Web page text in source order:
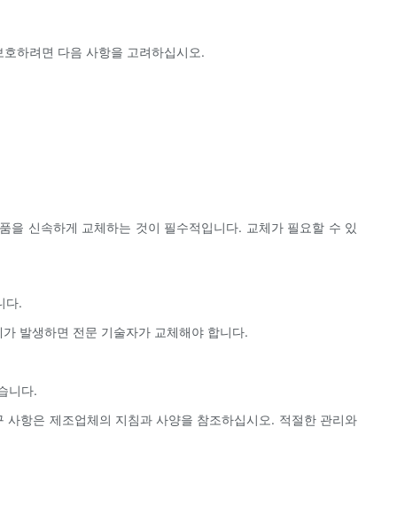
하려면 다음 사항을 고려하십시오.
을 신속하게 교체하는 것이 필수적입니다. 교체가 필요할 수 있
다.
발생하면 전문 기술자가 교체해야 합니다.
니다.
항은 제조업체의 지침과 사양을 참조하십시오. 적절한 관리와